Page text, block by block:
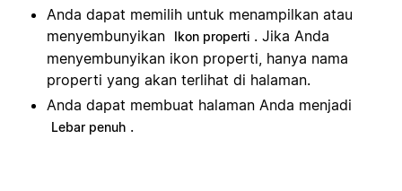
Anda dapat memilih untuk menampilkan atau
menyembunyikan
Ikon properti . Jika Anda
menyembunyikan ikon properti, hanya nama
properti yang akan terlihat di halaman.
Anda dapat membuat halaman Anda menjadi
Lebar penuh .